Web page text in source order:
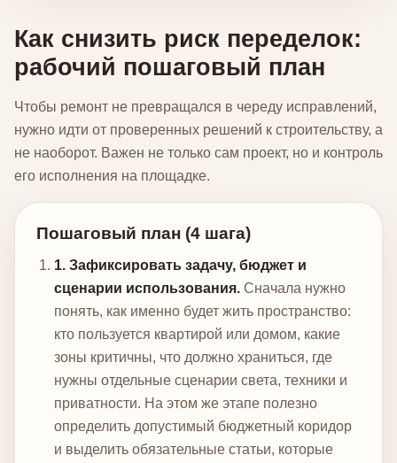
Как снизить риск переделок:
рабочий пошаговый план
Чтобы ремонт не превращался в череду исправлений,
нужно идти от проверенных решений к строительству, а
не наоборот. Важен не только сам проект, но и контроль
его исполнения на площадке.
Пошаговый план (4 шага)
1. Зафиксировать задачу, бюджет и
сценарии использования. Сначала нужно
понять, как именно будет жить пространство:
кто пользуется квартирой или домом, какие
зоны критичны, что должно храниться, где
нужны отдельные сценарии света, техники и
приватности. На этом же этапе полезно
определить допустимый бюджетный коридор
и выделить обязательные статьи, которые